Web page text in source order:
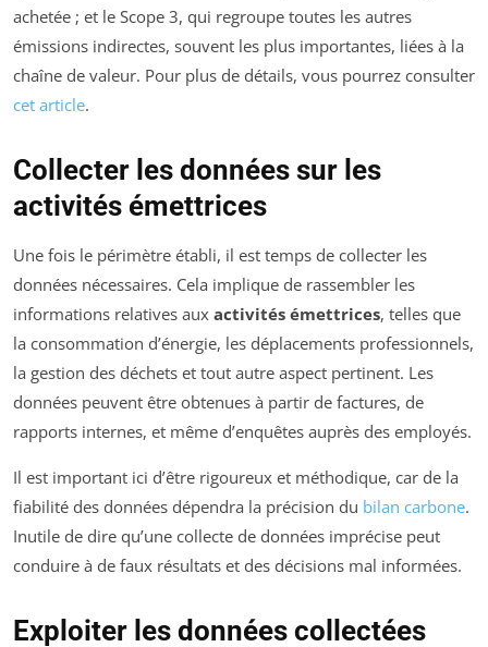
achetée ; et le Scope 3, qui regroupe toutes les autres
émissions indirectes, souvent les plus importantes, liées à la
chaîne de valeur. Pour plus de détails, vous pourrez consulter
cet article.
Collecter les données sur les
activités émettrices
Une fois le périmètre établi, il est temps de collecter les
données nécessaires. Cela implique de rassembler les
informations relatives aux activités émettrices, telles que
la consommation d’énergie, les déplacements professionnels,
la gestion des déchets et tout autre aspect pertinent. Les
données peuvent être obtenues à partir de factures, de
rapports internes, et même d’enquêtes auprès des employés.
Il est important ici d’être rigoureux et méthodique, car de la
fiabilité des données dépendra la précision du bilan carbone.
Inutile de dire qu’une collecte de données imprécise peut
conduire à de faux résultats et des décisions mal informées.
Exploiter les données collectées